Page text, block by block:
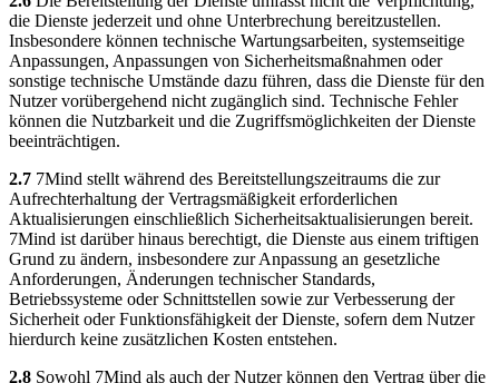
die Dienste jederzeit und ohne Unterbrechung bereitzustellen.
Insbesondere können technische Wartungsarbeiten, systemseitige
Anpassungen, Anpassungen von Sicherheitsmaßnahmen oder
sonstige technische Umstände dazu führen, dass die Dienste für den
Nutzer vorübergehend nicht zugänglich sind. Technische Fehler
können die Nutzbarkeit und die Zugriffsmöglichkeiten der Dienste
beeinträchtigen.
2.7 7Mind stellt während des Bereitstellungszeitraums die zur
Aufrechterhaltung der Vertragsmäßigkeit erforderlichen
Aktualisierungen einschließlich Sicherheitsaktualisierungen bereit.
7Mind ist darüber hinaus berechtigt, die Dienste aus einem triftigen
Grund zu ändern, insbesondere zur Anpassung an gesetzliche
Anforderungen, Änderungen technischer Standards,
Betriebssysteme oder Schnittstellen sowie zur Verbesserung der
Sicherheit oder Funktionsfähigkeit der Dienste, sofern dem Nutzer
hierdurch keine zusätzlichen Kosten entstehen.
2.8 Sowohl 7Mind als auch der Nutzer können den Vertrag über die